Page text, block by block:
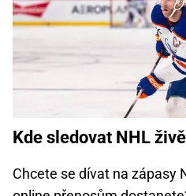
Kde sledovat NHL
Chcete se dívat na zápasy